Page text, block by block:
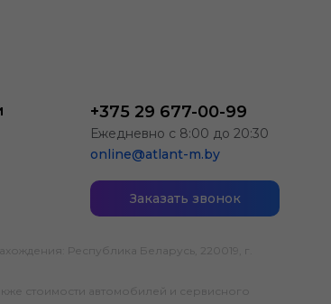
+375 29 677-00-99
Ежедневно с 8:00 до 20:30
online@atlant-m.by
Заказать звонок
Республика Беларусь, 220019, г.
стоимости автомобилей и сервисного